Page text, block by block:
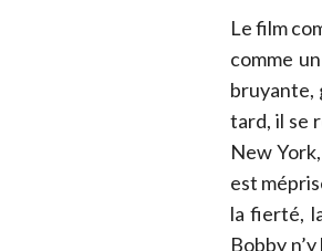
Le film
comme
bruyante,
tard, il se
New
est
la fierté,
Bobby